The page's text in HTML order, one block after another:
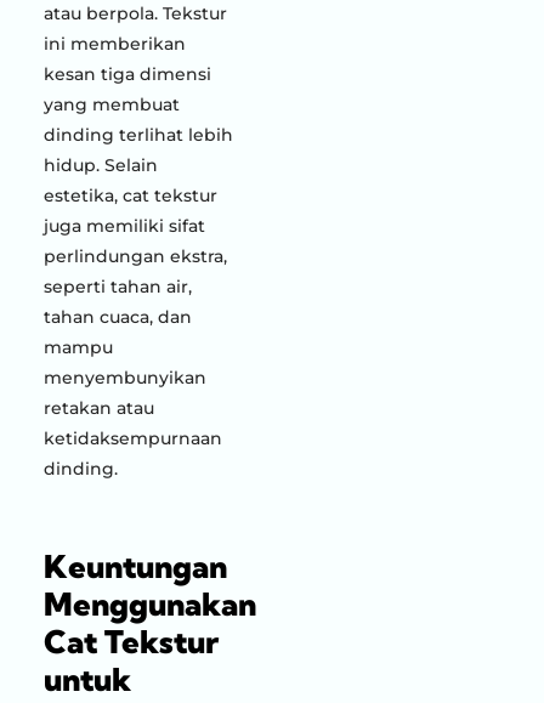
atau berpola. Tekstur
ini memberikan
kesan tiga dimensi
yang membuat
dinding terlihat lebih
hidup. Selain
estetika, cat tekstur
juga memiliki sifat
perlindungan ekstra,
seperti tahan air,
tahan cuaca, dan
mampu
menyembunyikan
retakan atau
ketidaksempurnaan
dinding.
Keuntungan
Menggunakan
Cat Tekstur
untuk